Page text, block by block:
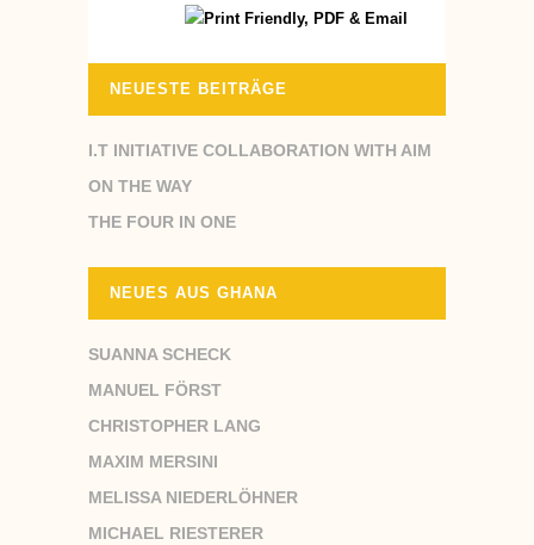
NEUESTE BEITRÄGE
I.T INITIATIVE COLLABORATION WITH AIM
ON THE WAY
THE FOUR IN ONE
NEUES AUS GHANA
SUANNA SCHECK
MANUEL FÖRST
CHRISTOPHER LANG
MAXIM MERSINI
MELISSA NIEDERLÖHNER
MICHAEL RIESTERER